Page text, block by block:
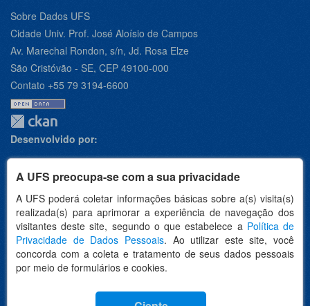
A UFS preocupa-se com a sua privacidade
A UFS poderá coletar informações básicas sobre a(s) visita(s)
realizada(s) para aprimorar a experiência de navegação dos
visitantes deste site, segundo o que estabelece a Política de
Privacidade de Dados Pessoais. Ao utilizar este site, você
concorda com a coleta e tratamento de seus dados pessoais
por meio de formulários e cookies.
Sobre Dados UFS
Cidade Univ. Prof. José Aloísio de Campos
Av. Marechal Rondon, s/n, Jd. Rosa Elze
São Cristóvão - SE, CEP 49100-000
Contato +55 79 3194-6600
Desenvolvido por:
Apoio: